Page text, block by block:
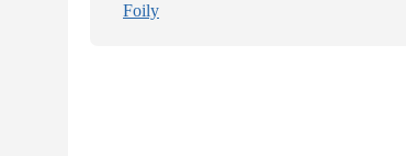
Foily